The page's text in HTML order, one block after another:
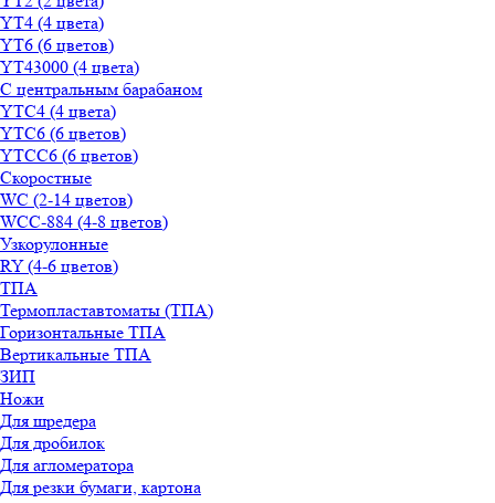
YT4 (4 цвета)
YT6 (6 цветов)
YT43000 (4 цвета)
С центральным барабаном
YТС4 (4 цвета)
YТС6 (6 цветов)
YТСC6 (6 цветов)
Скоростные
WС (2-14 цветов)
WСС-884 (4-8 цветов)
Узкорулонные
RY (4-6 цветов)
ТПА
Термопластавтоматы (ТПА)
Горизонтальные ТПА
Вертикальные ТПА
ЗИП
Ножи
Для шредера
Для дробилок
Для агломератора
Для резки бумаги, картона